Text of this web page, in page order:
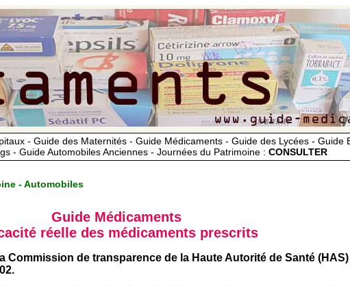
- Guide des Maternités - Guide Médicaments - Guide des Lycées - Guide
- Guide Automobiles Anciennes - Journées du Patrimoine : CONSULTER
- Automobiles
Guide Médicaments
réelle des médicaments prescrits
Commission de transparence de la Haute Autorité de Santé